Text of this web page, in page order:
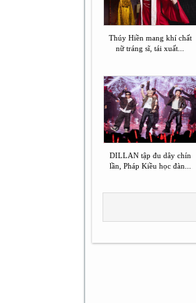
Thúy Hiền mang khí chất
nữ tráng sĩ, tái xuất...
DILLAN tập đu dây chín
lần, Pháp Kiều học đàn...